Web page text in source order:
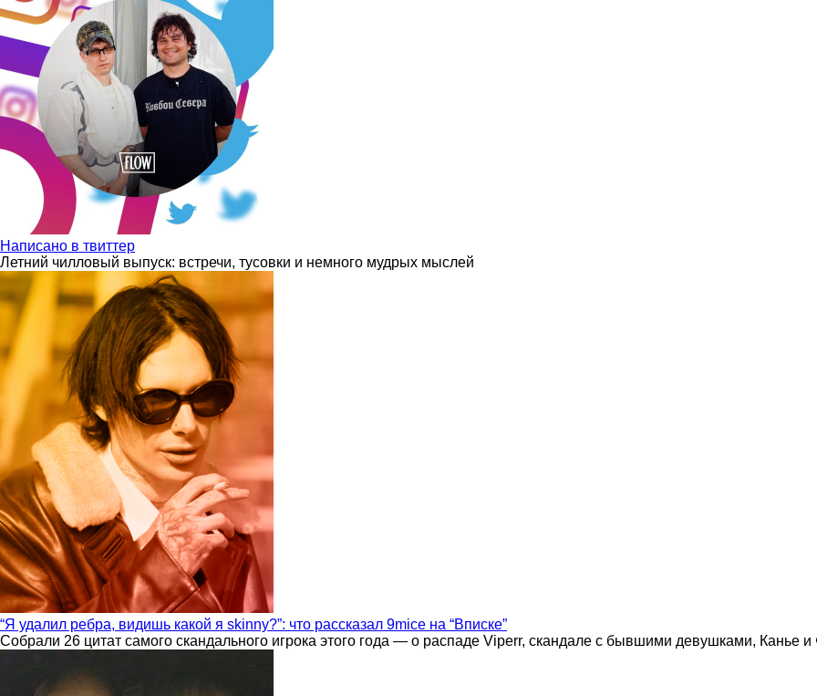
Написано в твиттер
Летний чилловый выпуск: встречи, тусовки и немного мудрых мыслей
“Я удалил ребра, видишь какой я skinny?”: что рассказал 9mice на “Вписке”
Собрали 26 цитат самого скандального игрока этого года — о распаде Viperr, скандале с бывшими девушками, Канье